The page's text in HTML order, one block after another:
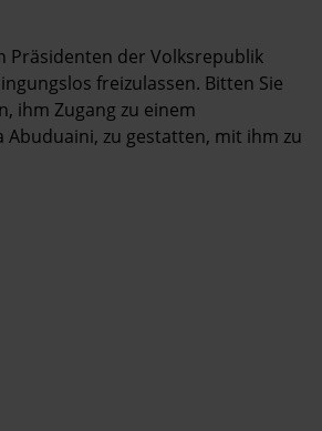
Präsidenten der Volksrepublik
freizulassen. Bitten Sie
ihm Zugang zu einem
zu gestatten, mit ihm zu